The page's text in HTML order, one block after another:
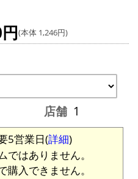
(本体 1,246円)
店舗 1
5営業日(詳細)
はありません。
購入できません。